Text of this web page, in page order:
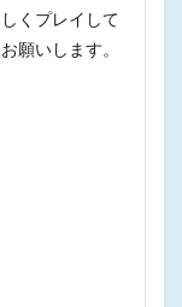
くプレイして
願いします。